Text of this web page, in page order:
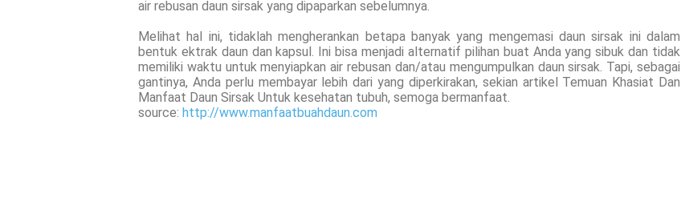
air rebusan daun sirsak yang dipaparkan sebelumnya.
Melihat hal ini, tidaklah mengherankan betapa banyak yang mengemasi daun sirsak ini dalam
bentuk ektrak daun dan kapsul. Ini bisa menjadi alternatif pilihan buat Anda yang sibuk dan tidak
memiliki waktu untuk menyiapkan air rebusan dan/atau mengumpulkan daun sirsak. Tapi, sebagai
gantinya, Anda perlu membayar lebih dari yang diperkirakan, sekian artikel Temuan Khasiat Dan
Manfaat Daun Sirsak Untuk kesehatan tubuh, semoga bermanfaat.
source: http://www.manfaatbuahdaun.com